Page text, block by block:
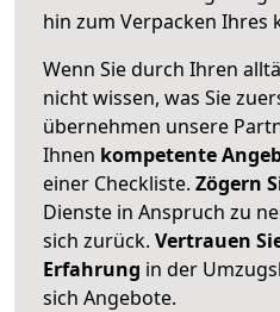
hin zum Verpacken Ihres
Wenn Sie durch Ihren
nicht wissen, was Sie
übernehmen unsere
Ihnen kompetente
einer Checkliste. Zögern
Dienste in Anspruch zu
sich zurück. Vertrauen
Erfahrung in der
sich Angebote.